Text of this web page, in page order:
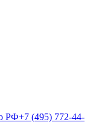
РФ+7 (495) 772-44-